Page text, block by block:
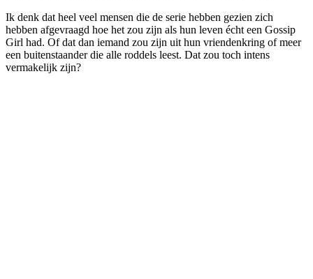
Ik denk dat heel veel mensen die de serie hebben gezien zich
hebben afgevraagd hoe het zou zijn als hun leven écht een Gossip
Girl had. Of dat dan iemand zou zijn uit hun vriendenkring of meer
een buitenstaander die alle roddels leest. Dat zou toch intens
vermakelijk zijn?